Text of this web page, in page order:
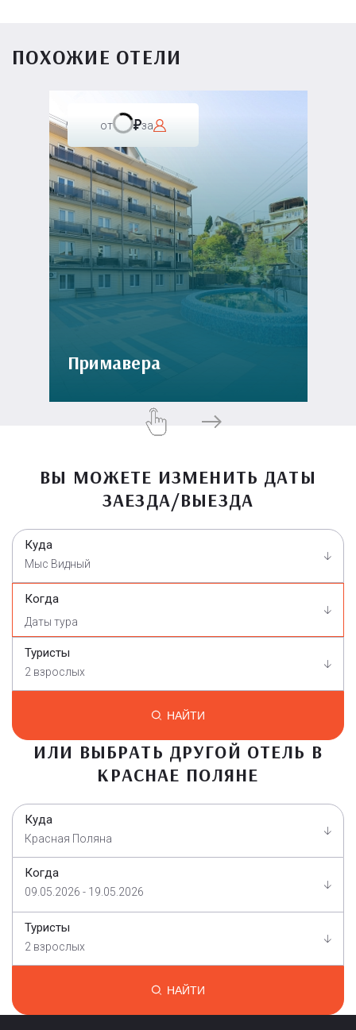
ПОХОЖИЕ ОТЕЛИ
от за
Примавера
ВЫ МОЖЕТЕ ИЗМЕНИТЬ ДАТЫ
ЗАЕЗДА/ВЫЕЗДА
Куда
Мыс Видный
Когда
Туристы
2 взрослых
НАЙТИ
ИЛИ ВЫБРАТЬ ДРУГОЙ ОТЕЛЬ В
КРАСНАЕ ПОЛЯНЕ
Куда
Красная Поляна
Когда
09.05.2026 - 19.05.2026
Туристы
2 взрослых
НАЙТИ